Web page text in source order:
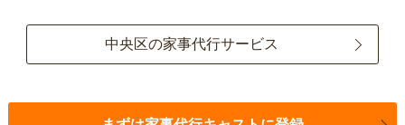
中央区の家事代行サービス